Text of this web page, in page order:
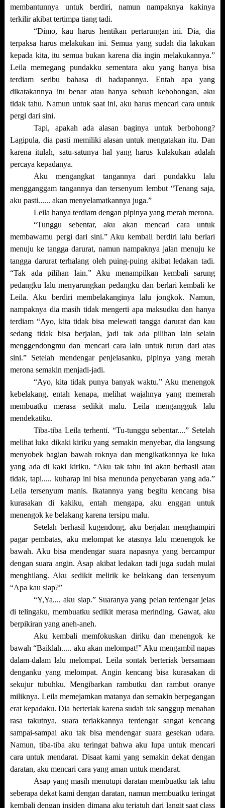
membantunnya untuk berdiri, namun nampaknya kakinya
terkilir akibat tertimpa tiang tadi.
“Dimo, kau harus hentikan pertarungan ini. Dia, dia
terpaksa harus melakukan ini. Semua yang sudah dia lakukan
kepada kita, itu semua bukan karena dia ingin melakukannya.”
Leila memegang pundakku sementara aku yang hanya bisa
terdiam seribu bahasa di hadapannya. Entah apa yang
dikatakannya itu benar atau hanya sebuah kebohongan, aku
tidak tahu. Namun untuk saat ini, aku harus mencari cara untuk
pergi dari sini.
Tapi, apakah ada alasan baginya untuk berbohong?
Lagipula, dia pasti memiliki alasan untuk mengatakan itu. Dan
karena itulah, satu-satunya hal yang harus kulakukan adalah
percaya kepadanya.
Aku mengangkat tangannya dari pundakku lalu
mengganggam tangannya dan tersenyum lembut “Tenang saja,
aku pasti...... akan menyelamatkannya juga.”
Leila hanya terdiam dengan pipinya yang merah merona.
“Tunggu sebentar, aku akan mencari cara untuk
membawamu pergi dari sini.” Aku kembali berdiri lalu berlari
menuju ke tangga darurat, namun nampaknya jalan menuju ke
tangga darurat terhalang oleh puing-puing akibat ledakan tadi.
“Tak ada pilihan lain.” Aku menampilkan kembali sarung
pedangku lalu menyarungkan pedangku dan berlari kembali ke
Leila. Aku berdiri membelakanginya lalu jongkok. Namun,
nampaknya dia masih tidak mengerti apa maksudku dan hanya
terdiam “Ayo, kita tidak bisa melewati tangga darurat dan kau
sedang tidak bisa berjalan, jadi tak ada pilihan lain selain
menggendongmu dan mencari cara lain untuk turun dari atas
sini.” Setelah mendengar penjelasanku, pipinya yang merah
merona semakin menjadi-jadi.
“Ayo, kita tidak punya banyak waktu.” Aku menengok
kebelakang, entah kenapa, melihat wajahnya yang memerah
membuatku merasa sedikit malu. Leila mengangguk lalu
mendekatiku.
Tiba-tiba Leila terhenti. “Tu-tunggu sebentar....” Setelah
melihat luka dikaki kiriku yang semakin menyebar, dia langsung
menyobek bagian bawah roknya dan mengikatkannya ke luka
yang ada di kaki kiriku. “Aku tak tahu ini akan berhasil atau
tidak, tapi..... kuharap ini bisa menunda penyebaran yang ada.”
Leila tersenyum manis. Ikatannya yang begitu kencang bisa
kurasakan di kakiku, entah mengapa, aku enggan untuk
menengok ke belakang karena tersipu malu.
Setelah berhasil kugendong, aku berjalan menghampiri
pagar pembatas, aku melompat ke atasnya lalu menengok ke
bawah. Aku bisa mendengar suara napasnya yang bercampur
dengan suara angin. Asap akibat ledakan tadi juga sudah mulai
menghilang. Aku sedikit melirik ke belakang dan tersenyum
“Apa kau siap?”
“Y,Ya.... aku siap.” Suaranya yang pelan terdengar jelas
di telingaku, membuatku sedikit merasa merinding. Gawat, aku
berpikiran yang aneh-aneh.
Aku kembali memfokuskan diriku dan menengok ke
bawah “Baiklah..... aku akan melompat!” Aku mengambil napas
dalam-dalam lalu melompat. Leila sontak berteriak bersamaan
denganku yang melompat. Angin kencang bisa kurasakan di
sekujur tubuhku. Mengibarkan rambutku dan rambut oranye
miliknya. Leila memejamkan matanya dan semakin berpegangan
erat kepadaku. Dia berteriak karena sudah tak sanggup menahan
rasa takutnya, suara teriakkannya terdengar sangat kencang
sampai-sampai aku tak bisa mendengar suara gesekan udara.
Namun, tiba-tiba aku teringat bahwa aku lupa untuk mencari
cara untuk mendarat. Disaat kami yang semakin dekat dengan
daratan, aku mencari cara yang aman untuk mendarat.
Asap yang masih menutupi daratan membuatku tak tahu
seberapa dekat kami dengan daratan, namun membuatku teringat
kembali dengan insiden dimana aku terjatuh dari langit saat class